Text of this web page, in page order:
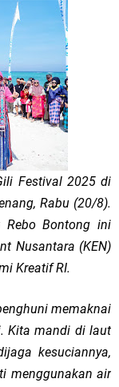
Festival 2025 di
Rabu (20/8).
Rebo Bontong ini
Nusantara (KEN)
Kreatif RI.
memaknai
Kita mandi di laut
kesuciannya,
menggunakan air